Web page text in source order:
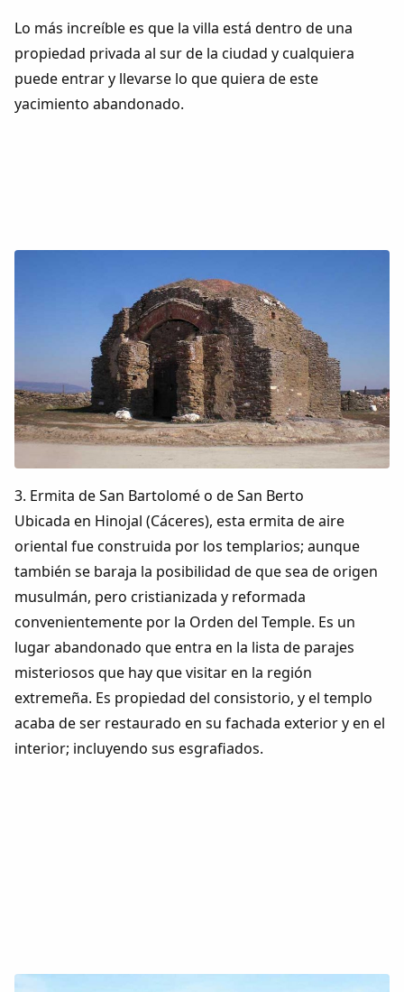
Lo más increíble es que la villa está dentro de una
propiedad privada al sur de la ciudad y cualquiera
puede entrar y llevarse lo que quiera de este
yacimiento abandonado.
3. Ermita de San Bartolomé o de San Berto
Ubicada en Hinojal (Cáceres), esta ermita de aire
oriental fue construida por los templarios; aunque
también se baraja la posibilidad de que sea de origen
musulmán, pero cristianizada y reformada
convenientemente por la Orden del Temple. Es un
lugar abandonado que entra en la lista de parajes
misteriosos que hay que visitar en la región
extremeña. Es propiedad del consistorio, y el templo
acaba de ser restaurado en su fachada exterior y en el
interior; incluyendo sus esgrafiados.